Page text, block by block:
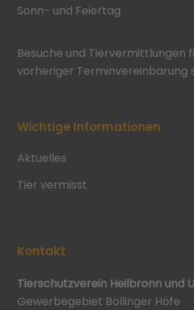
Sonn- und Feiertag
Besuche und Tiervermittlungen
vorheriger Terminvereinbarung
Wichtige Informationen
Aktuelles
Tier vermisst
Kontakt
Tierschutzverein Heilbronn und
Gewerbegebiet Böllinger Höfe